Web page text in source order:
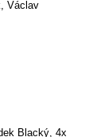
Václav
Blacký, 4x